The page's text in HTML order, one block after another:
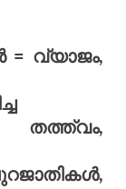
= വ്യാജം,